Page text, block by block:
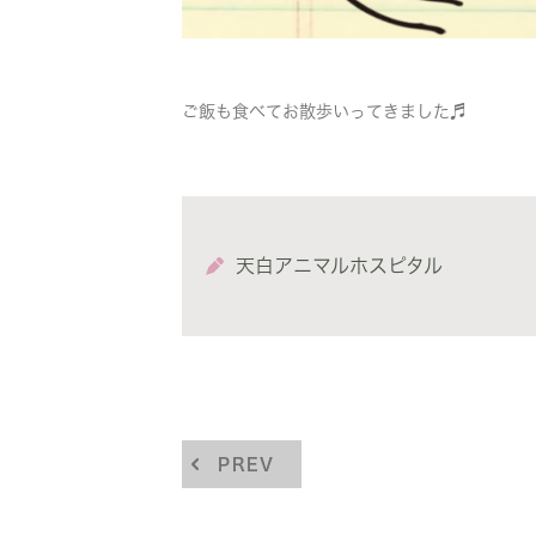
ご飯も食べてお散歩いってきました♬
天白アニマルホスピタル
PREV